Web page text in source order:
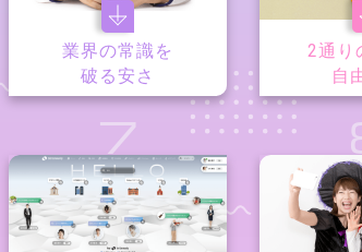
業界の常識を
破る安さ
2通り
自
7